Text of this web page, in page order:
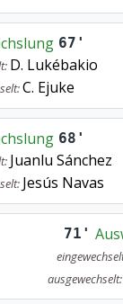
67'
D. Lukébakio
C. Ejuke
68'
Juanlu Sánchez
Jesús Navas
71'
ausgewechselt: